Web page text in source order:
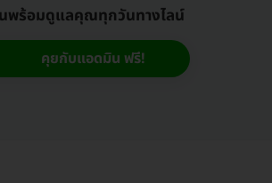
พร้อมดูแลคุณทุกวันทางไลน์
คุยกับแอดมิน ฟรี!